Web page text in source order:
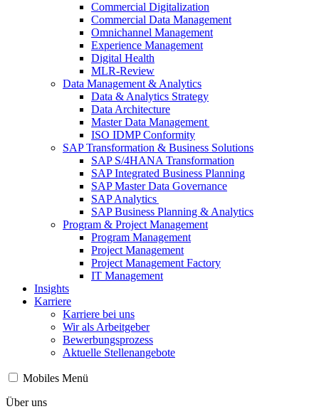
Commercial Digitalization
Commercial Data Management
Omnichannel Management
Experience Management
Digital Health
MLR-Review
Data Management & Analytics
Data & Analytics Strategy
Data Architecture
Master Data Management
ISO IDMP Conformity
SAP Transformation & Business Solutions
SAP S/4HANA Transformation
SAP Integrated Business Planning
SAP Master Data Governance
SAP Analytics
SAP Business Planning & Analytics
Program & Project Management
Program Management
Project Management
Project Management Factory
IT Management
Insights
Karriere
Karriere bei uns
Wir als Arbeitgeber
Bewerbungsprozess
Aktuelle Stellenangebote
Mobiles Menü
Über uns